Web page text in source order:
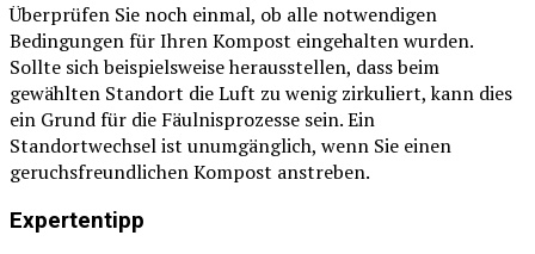
Überprüfen Sie noch einmal, ob alle notwendigen
Bedingungen für Ihren Kompost eingehalten wurden.
Sollte sich beispielsweise herausstellen, dass beim
gewählten Standort die Luft zu wenig zirkuliert, kann dies
ein Grund für die Fäulnisprozesse sein. Ein
Standortwechsel ist unumgänglich, wenn Sie einen
geruchsfreundlichen Kompost anstreben.
Expertentipp